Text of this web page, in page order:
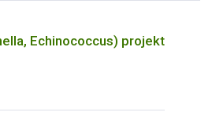
Echinococcus) projekt